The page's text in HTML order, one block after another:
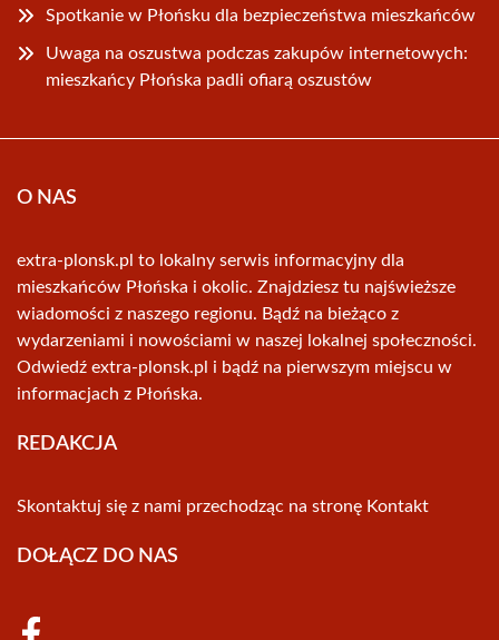
Spotkanie w Płońsku dla bezpieczeństwa mieszkańców
Uwaga na oszustwa podczas zakupów internetowych:
mieszkańcy Płońska padli ofiarą oszustów
O NAS
extra-plonsk.pl to lokalny serwis informacyjny dla
mieszkańców Płońska i okolic. Znajdziesz tu najświeższe
wiadomości z naszego regionu. Bądź na bieżąco z
wydarzeniami i nowościami w naszej lokalnej społeczności.
Odwiedź extra-plonsk.pl i bądź na pierwszym miejscu w
informacjach z Płońska.
REDAKCJA
Skontaktuj się z nami przechodząc na stronę Kontakt
DOŁĄCZ DO NAS